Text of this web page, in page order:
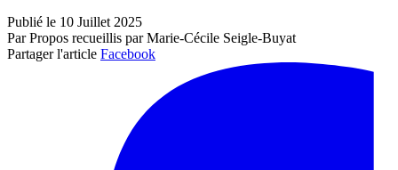
Publié le 10 Juillet 2025
Par Propos recueillis par Marie-Cécile Seigle-Buyat
Partager l'article Facebook